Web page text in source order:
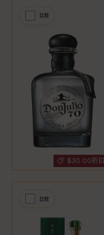
比较
$30.00折扣
比较